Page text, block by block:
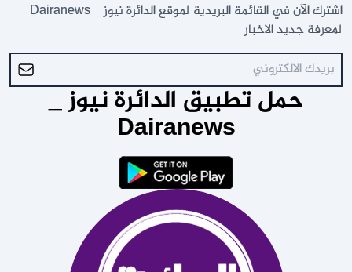
اشترك الآن في القائمة البريدية لموقع الدائرة نيوز _ Dairanews
لمعرفة جديد الاخبار
حمل تطبيق الدائرة نيوز _
Dairanews